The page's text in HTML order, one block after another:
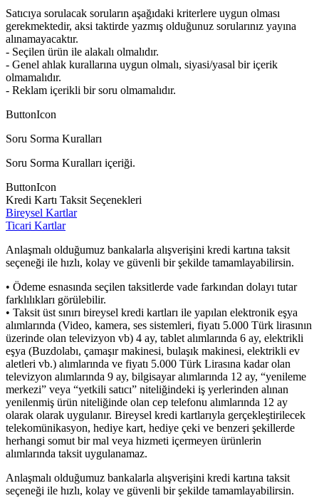
Satıcıya sorulacak soruların aşağıdaki kriterlere uygun olması
gerekmektedir, aksi taktirde yazmış olduğunuz sorularınız yayına
alınamayacaktır.
- Seçilen ürün ile alakalı olmalıdır.
- Genel ahlak kurallarına uygun olmalı, siyasi/yasal bir içerik
olmamalıdır.
- Reklam içerikli bir soru olmamalıdır.
ButtonIcon
Soru Sorma Kuralları
Soru Sorma Kuralları içeriği.
ButtonIcon
Kredi Kartı Taksit Seçenekleri
Bireysel Kartlar
Ticari Kartlar
Anlaşmalı olduğumuz bankalarla alışverişini kredi kartına taksit
seçeneği ile hızlı, kolay ve güvenli bir şekilde tamamlayabilirsin.
• Ödeme esnasında seçilen taksitlerde vade farkından dolayı tutar
farklılıkları görülebilir.
• Taksit üst sınırı bireysel kredi kartları ile yapılan elektronik eşya
alımlarında (Video, kamera, ses sistemleri, fiyatı 5.000 Türk lirasının
üzerinde olan televizyon vb) 4 ay, tablet alımlarında 6 ay, elektrikli
eşya (Buzdolabı, çamaşır makinesi, bulaşık makinesi, elektrikli ev
aletleri vb.) alımlarında ve fiyatı 5.000 Türk Lirasına kadar olan
televizyon alımlarında 9 ay, bilgisayar alımlarında 12 ay, “yenileme
merkezi” veya “yetkili satıcı” niteliğindeki iş yerlerinden alınan
yenilenmiş ürün niteliğinde olan cep telefonu alımlarında 12 ay
olarak olarak uygulanır. Bireysel kredi kartlarıyla gerçekleştirilecek
telekomünikasyon, hediye kart, hediye çeki ve benzeri şekillerde
herhangi somut bir mal veya hizmeti içermeyen ürünlerin
alımlarında taksit uygulanamaz.
Anlaşmalı olduğumuz bankalarla alışverişini kredi kartına taksit
seçeneği ile hızlı, kolay ve güvenli bir şekilde tamamlayabilirsin.